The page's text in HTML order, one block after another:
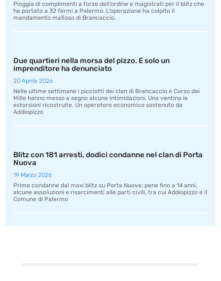
Pioggia di complimenti a forze dell’ordine e magistrati per il blitz che
ha portato a 32 fermi a Palermo. L’operazione ha colpito il
mandamento mafioso di Brancaccio.
Due quartieri nella morsa del pizzo. E solo un
imprenditore ha denunciato
20 Aprile 2026
Nelle ultime settimane i picciotti dei clan di Brancaccio e Corso dei
Mille hanno messo a segno alcune intimidazioni. Una ventina le
estorsioni ricostruite. Un operatore economico sostenuto da
Addiopizzo
Blitz con 181 arresti, dodici condanne nel clan di Porta
Nuova
19 Marzo 2026
Prime condanne dal maxi blitz su Porta Nuova: pene fino a 14 anni,
alcune assoluzioni e risarcimenti alle parti civili, tra cui Addiopizzo e il
Comune di Palermo